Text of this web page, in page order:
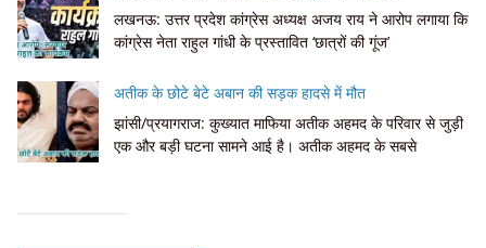
लखनऊ: उत्तर प्रदेश कांग्रेस अध्यक्ष अजय राय ने आरोप लगाया कि
कांग्रेस नेता राहुल गांधी के प्रस्तावित ‘छात्रों की गूंज’
अतीक के छोटे बेटे अबान की सड़क हादसे में मौत
झांसी/प्रयागराज: कुख्यात माफिया अतीक अहमद के परिवार से जुड़ी
एक और बड़ी घटना सामने आई है। अतीक अहमद के सबसे